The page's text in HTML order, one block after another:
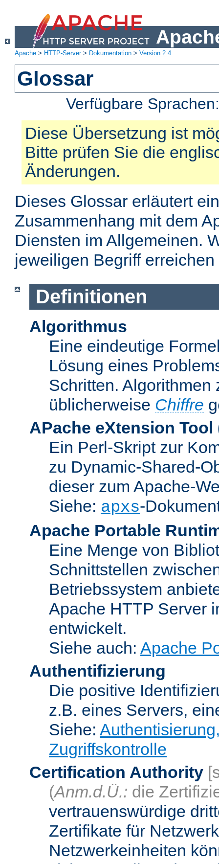
Apache > HTTP-Server> Dokumentation > Version 2.4
Glossar
Verfügbare
Diese Übersetzung ist
Bitte prüfen Sie die
Änderungen.
Dieses Glossar erläutert
Zusammenhang mit dem
Diensten im Allgemeinen.
jeweiligen Begriff
Definitionen
Algorithmus
Eine eindeutige
Lösung eines
Schritten.
üblicherweise Chiffre
APache eXtension Tool
Ein Perl-Skript zur
zu Dynamic-Shared-
dieser zum Apache-
Siehe: apxs-
Apache Portable
Eine Menge von
Schnittstellen
Betriebssystem
Apache HTTP Server
entwickelt.
Siehe auch: Apache
Authentifizierung
Die positive
z.B. eines Servers,
Siehe:
Zugriffskontrolle
Certification Authority
(Anm.d.Ü.: die
vertrauenswürdige
Zertifikate für
Netzwerkeinheiten